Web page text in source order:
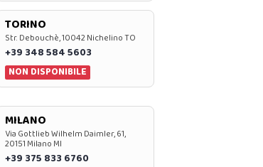
TORINO
Str. Debouchè, 10042 Nichelino TO
+39 348 584 5603
NON DISPONIBILE
MILANO
Via Gottlieb Wilhelm Daimler, 61,
20151 Milano MI
+39 375 833 6760